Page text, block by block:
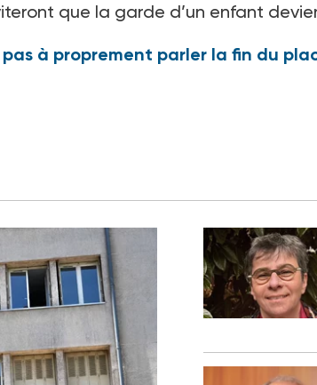
que la garde d’un enfant
pas à proprement parler la fin du